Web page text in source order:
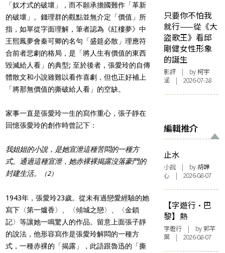
「奴才式的破壞」，而不願承擔國難作「革新
的破壞」。錢理群的觀點並無介定「價值」所
指，如單從字面理解，筆者認為《紅樓夢》中
王熙鳳夢會秦可卿的名句「盛筵必散」理應符
合前者悲劇的格局，是「將人生有價值的東西
毀滅給人看」的典型; 至於後者，張愛玲的自傳
體散文和小說雖難以看作喜劇，但也正好補上
「將那無價值的撕破給人看」的空缺。
家事一直是張愛玲一生的寫作重心，張子靜在
回憶張愛玲的創作時曾記下：
我姐姐的小說，是她宣泄這種苦悶的一種方
式。通過這種宣泄，她赤裸裸揭露沒落豪門的
封建生活。
（2）
1943年，張愛玲23歲。從未有過戀愛經驗的她
寫下〈第一爐香〉、〈傾城之戀〉、〈金鎖
記〉等讓她一鳴驚人的作品。留意上面張子靜
的說法，他形容寫作是張愛玲解悶的一種方
式，一種赤裸的「揭露」，此語跟魯迅的「撕
只要你不怕我
就行——從《大
盜歌王》看邱
剛健女性形象
的誕生
影評 | by 柯宇
涵 | 2026-07-28
編輯推介
止水
小說 | by 胡韡
心 | 2026-08-07
【字遊行·巴
黎】熱
字遊行 | by 郭芊
葉 | 2026-08-07